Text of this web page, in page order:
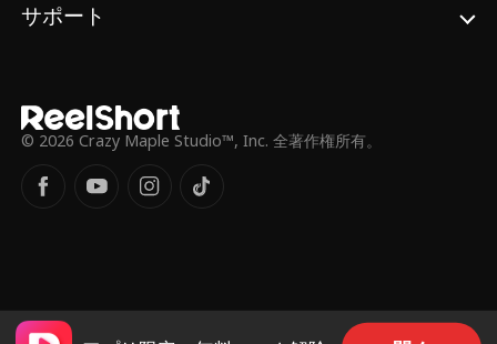
サポート
© 2026 Crazy Maple Studio™, Inc. 全著作権所有。